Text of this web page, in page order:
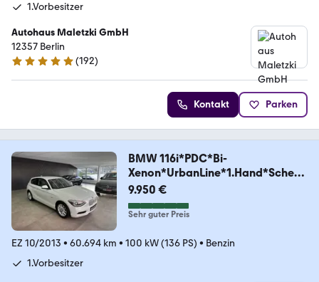
1.Vorbesitzer
Autohaus Maletzki GmbH
12357 Berlin
4.9 Sterne
(192)
Kontakt Parken
BMW 116i*PDC*Bi-
Xenon*UrbanLine*1.Hand*Scheck
heft*
9.950 €
Sehr guter Preis
EZ 10/2013 • 60.694 km • 100 kW (136 PS) • Benzin
1.Vorbesitzer